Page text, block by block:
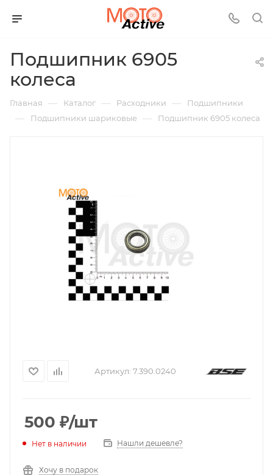
Подшипник 6905
колеса
Главная — Каталог — Расходники — Подшипники
— Подшипники шариковые — Подшипник 6905 колеса
Артикул: 7.390.0240
500 ₽/шт
Нет в наличии Нашли дешевле?
Хочу в подарок